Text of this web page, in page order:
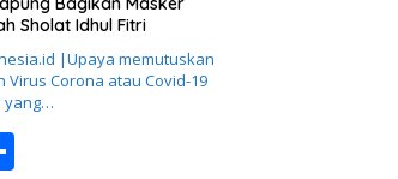
Sholat Idhul Fitri
|Upaya memutuskan
Corona atau Covid-19
yang…
S